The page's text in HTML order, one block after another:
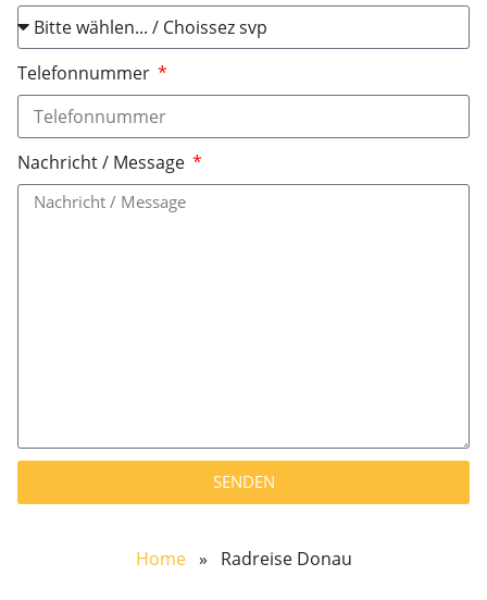
Telefonnummer
Nachricht / Message
SENDEN
Home» Radreise Donau